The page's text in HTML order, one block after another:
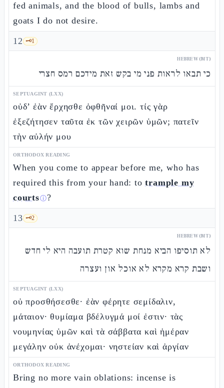
fed animals, and the blood of bulls, lambs and
goats I do not desire.
12 🗝️1
HEBREW (MT)
כי תבאו לראות פני מי בקש זאת מידכם רמס חצרי
SEPTUAGINT (LXX)
οὐδ’ ἐὰν ἔρχησθε ὀφθῆναί μοι. τίς γὰρ
ἐξεζήτησεν ταῦτα ἐκ τῶν χειρῶν ὑμῶν; πατεῖν
τὴν αὐλήν μου
ORTHODOX READING
When you come to appear before me, who has
required this from your hand: totrample my
courtsⓘ?
13 🗝️2
HEBREW (MT)
לא תוסיפו הביא מנחת שוא קטרת תועבה היא לי חדש
ושבת קרא מקרא לא אוכל און ועצרה
SEPTUAGINT (LXX)
οὐ προσθήσεσθε· ἐὰν φέρητε σεμίδαλιν,
μάταιον· θυμίαμα βδέλυγμά μοί ἐστιν· τὰς
νουμηνίας ὑμῶν καὶ τὰ σάββατα καὶ ἡμέραν
μεγάλην οὐκ ἀνέχομαι· νηστείαν καὶ ἀργίαν
ORTHODOX READING
Bring no more vain oblations: incense is